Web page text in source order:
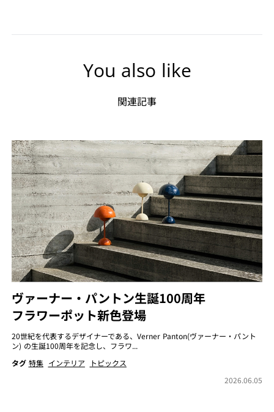
You also like
関連記事
ヴァーナー・パントン生誕100周年
フラワーポット新色登場
20世紀を代表するデザイナーである、Verner Panton(ヴァーナー・パント
ン) の生誕100周年を記念し、フラワ...
タグ 特集 インテリア
トピックス
2026.06.05